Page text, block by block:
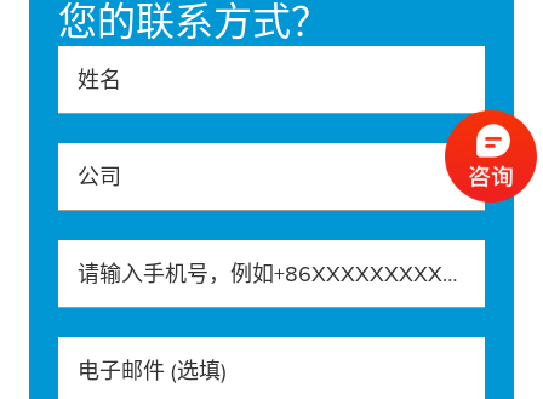
您的联系方式？
姓名
公司
请输入手机号，例如+86XXXXXXXXXXX
电子邮件 (选填)